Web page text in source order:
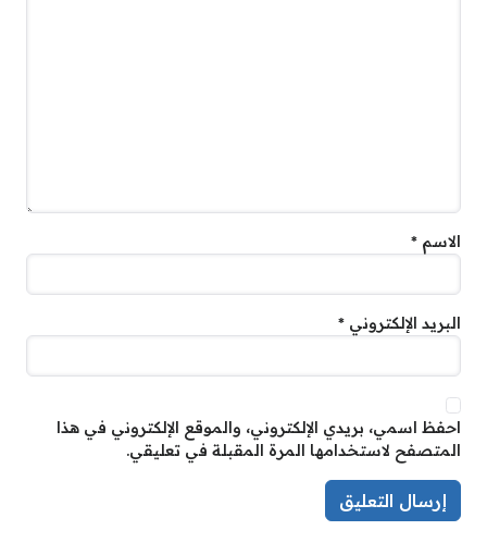
الاسم *
البريد الإلكتروني *
احفظ اسمي، بريدي الإلكتروني، والموقع الإلكتروني في هذا
المتصفح لاستخدامها المرة المقبلة في تعليقي.